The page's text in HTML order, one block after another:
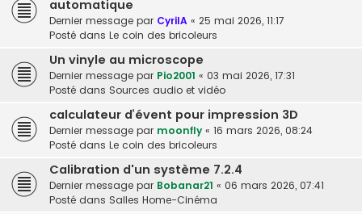
automatique
Dernier message par CyrilA « 25 mai 2026, 11:17
Posté dans Le coin des bricoleurs
Un vinyle au microscope
Dernier message par Pio2001 « 03 mai 2026, 17:31
Posté dans Sources audio et vidéo
calculateur d’évent pour impression 3D
Dernier message par moonfly « 16 mars 2026, 08:24
Posté dans Le coin des bricoleurs
Calibration d'un système 7.2.4
Dernier message par Bobanar21 « 06 mars 2026, 07:41
Posté dans Salles Home-Cinéma